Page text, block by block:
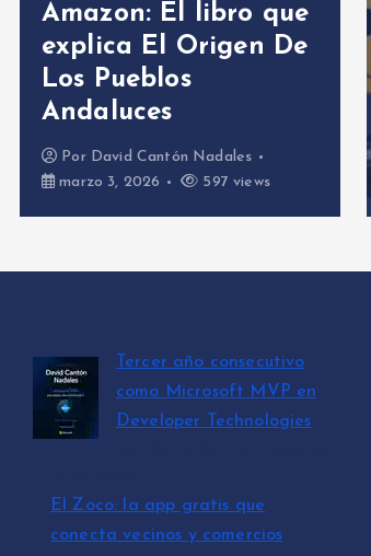
Amazon: El libro que
explica El Origen De
Los Pueblos
Andaluces
Por David Cantón Nadales
marzo 3, 2026
597 views
Tercer año consecutivo
como Microsoft MVP en
Developer Technologies
El Zoco: la app gratis que
conecta vecinos y comercios